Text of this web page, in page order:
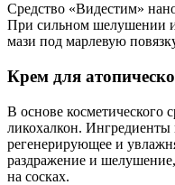
Средство «Видестим»
При сильном шелушении
мази под марлевую
Крем для
В основе косметического
ликохалкон.
регенерирующее и
раздражение и
на сосках.